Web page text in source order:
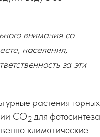
внимания со
населения,
за эти
растения горных
СО2 для фотосинтеза
климатические